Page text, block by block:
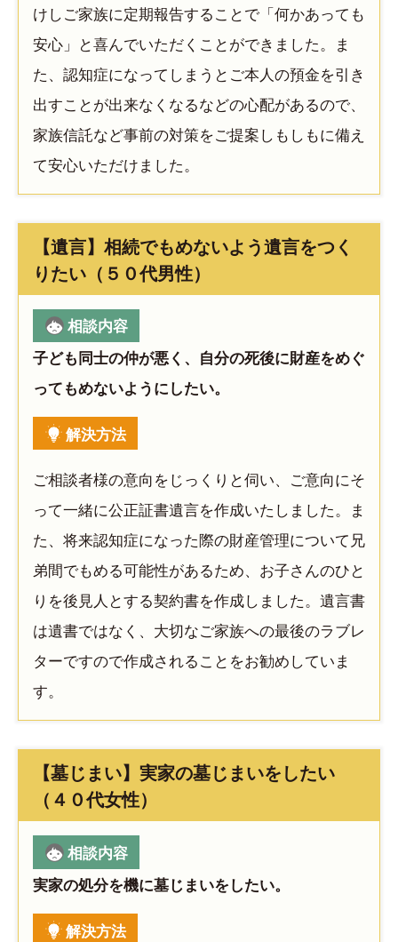
けしご家族に定期報告することで「何かあっても
安心」と喜んでいただくことができました。ま
た、認知症になってしまうとご本人の預金を引き
出すことが出来なくなるなどの心配があるので、
家族信託など事前の対策をご提案しもしもに備え
て安心いただけました。
【遺言】相続でもめないよう遺言をつく
りたい（５０代男性）
相談内容
子ども同士の仲が悪く、自分の死後に財産をめぐ
ってもめないようにしたい。
解決方法
ご相談者様の意向をじっくりと伺い、ご意向にそ
って一緒に公正証書遺言を作成いたしました。ま
た、将来認知症になった際の財産管理について兄
弟間でもめる可能性があるため、お子さんのひと
りを後見人とする契約書を作成しました。遺言書
は遺書ではなく、大切なご家族への最後のラブレ
ターですので作成されることをお勧めしていま
す。
【墓じまい】実家の墓じまいをしたい
（４０代女性）
相談内容
実家の処分を機に墓じまいをしたい。
解決方法